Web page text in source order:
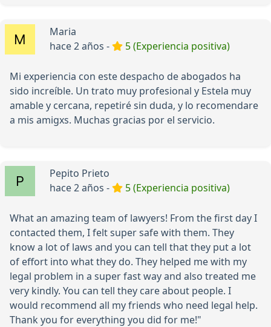
Maria
hace 2 años -
5 (Experiencia positiva)
Mi experiencia con este despacho de abogados ha
sido increíble. Un trato muy profesional y Estela muy
amable y cercana, repetiré sin duda, y lo recomendare
a mis amigxs. Muchas gracias por el servicio.
Pepito Prieto
hace 2 años -
5 (Experiencia positiva)
What an amazing team of lawyers! From the first day I
contacted them, I felt super safe with them. They
know a lot of laws and you can tell that they put a lot
of effort into what they do. They helped me with my
legal problem in a super fast way and also treated me
very kindly. You can tell they care about people. I
would recommend all my friends who need legal help.
Thank you for everything you did for me!"